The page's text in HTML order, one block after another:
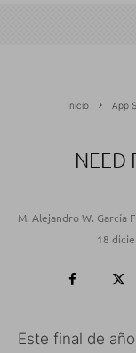
Inicio App
NEED
M. Alejandro W. García
18
Este final de